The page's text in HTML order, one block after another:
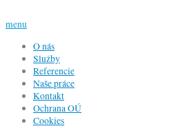
menu
O nás
Služby
Referencie
Naše práce
Kontakt
Ochrana OÚ
Cookies